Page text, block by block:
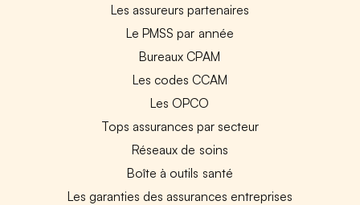
Les assureurs partenaires
Le PMSS par année
Bureaux CPAM
Les codes CCAM
Les OPCO
Tops assurances par secteur
Réseaux de soins
Boîte à outils santé
Les garanties des assurances entreprises